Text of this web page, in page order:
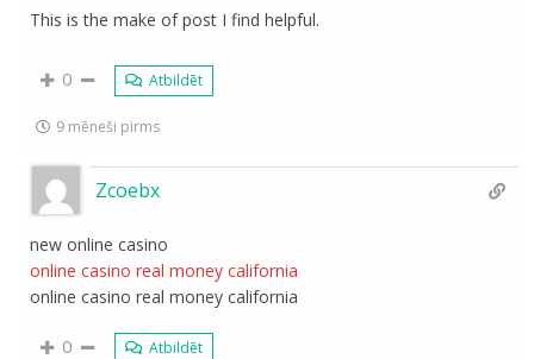
This is the make of post I find helpful.
0 Atbildēt
9 mēneši pirms
Zcoebx
new online casino
online casino real money california
online casino real money california
0 Atbildēt